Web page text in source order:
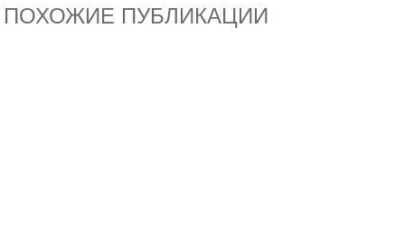
ПОХОЖИЕ ПУБЛИКАЦИИ